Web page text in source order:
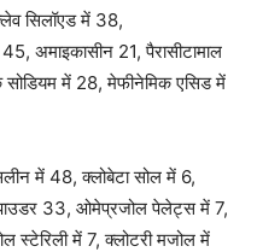
सिलॉएड में 38,
अमाइकासीन 21, पैरासीटामाल
में 28, मेफीनेमिक एसिड में
में 48, क्लोबेटा सोल में 6,
33, ओमेप्रजोल पेलेट्स में 7,
स्टेरिली में 7, क्लोटरी मजोल में